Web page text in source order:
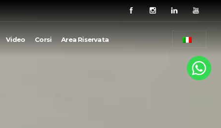
Video Corsi Area Riservata